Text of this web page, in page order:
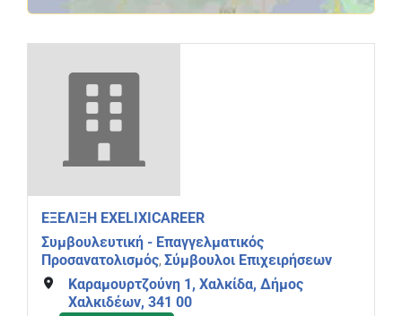
ΕΞΕΛΙΞΗ EXELIXICAREER
Συμβουλευτική - Επαγγελματικός
Προσανατολισμός, Σύμβουλοι Επιχειρήσεων
Καραμουρτζούνη 1, Χαλκίδα, Δήμος
Χαλκιδέων, 341 00